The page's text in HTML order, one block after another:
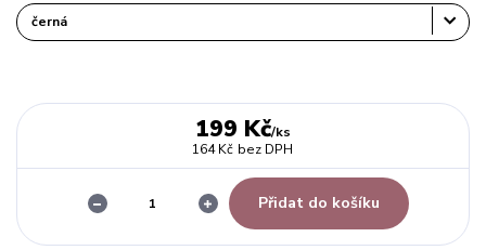
199 Kč/ks
164 Kč bez DPH
Přidat do košíku